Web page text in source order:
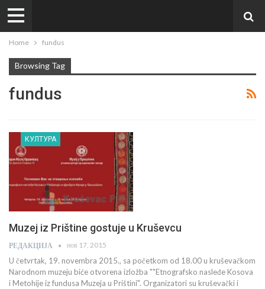
Home fundus
Browsing Tag
fundus
КУЛТУРА
Muzej iz Prištine gostuje u Kruševcu
РЕДАКЦИЈА нов 17, 2015
U četvrtak, 19. novembra 2015., sa početkom od 18.00 u kruševačkom
Narodnom muzeju biće otvorena izložba ""Etnografsko nasleđe Kosova
i Metohije iz fundusa Muzeja u Prištini". Organizatori su kruševački i